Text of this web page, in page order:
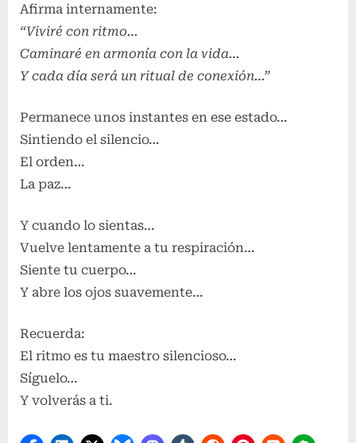
Afirma internamente:
“Viviré con ritmo…
Caminaré en armonía con la vida…
Y cada día será un ritual de conexión…”
Permanece unos instantes en ese estado…
Sintiendo el silencio…
El orden…
La paz…
Y cuando lo sientas…
Vuelve lentamente a tu respiración…
Siente tu cuerpo…
Y abre los ojos suavemente…
Recuerda:
El ritmo es tu maestro silencioso…
Síguelo…
Y volverás a ti.